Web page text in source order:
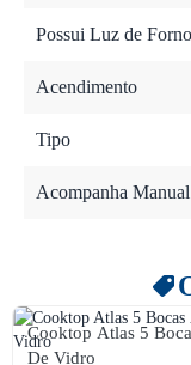
Possui Luz de Forno
Acendimento
Tipo
Acompanha Manual
Cooktop Atlas 5
De Vidro